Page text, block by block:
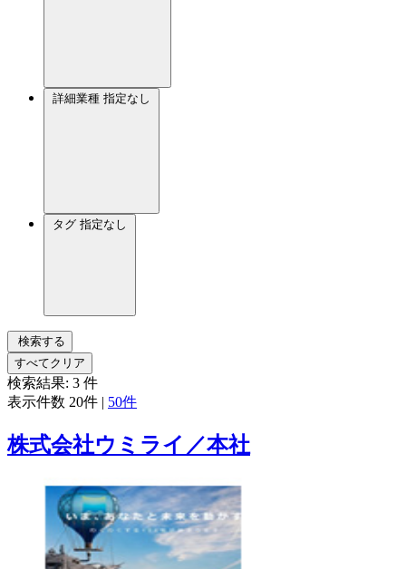
詳細業種 指定なし
タグ 指定なし
検索する
すべてクリア
検索結果: 3 件
表示件数 20件 | 50件
株式会社ウミライ／本社